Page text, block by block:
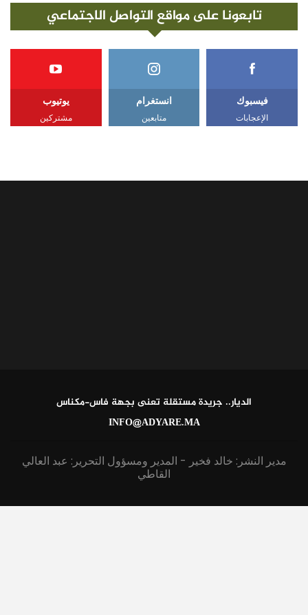
تابعونا على مواقع التواصل الاجتماعي
فيسبوك
الإعجابات
انستغرام
متابعين
يوتيوب
مشتركين
الديار.. جريدة مستقلة تعنى بجهة فاس-مكناس
INFO@ADYARE.MA
مدير النشر: خالد فخير - المدير ومسؤول التحرير: عبد العالي
القاطي